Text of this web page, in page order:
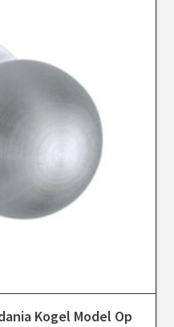
Kogel Model Op